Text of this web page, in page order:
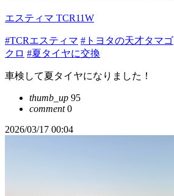
エスティマ TCR11W
#TCRエスティマ #トヨタの天才タマゴ
クロ #夏タイヤに交換
車検して夏タイヤになりました！
thumb_up 95
comment0
2026/03/17 00:04